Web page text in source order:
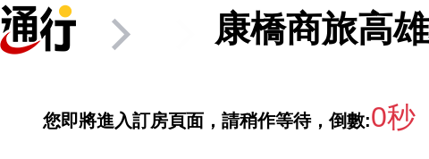
康橋商旅高
您即將進入訂房頁面，請稍作等待，倒數:0秒